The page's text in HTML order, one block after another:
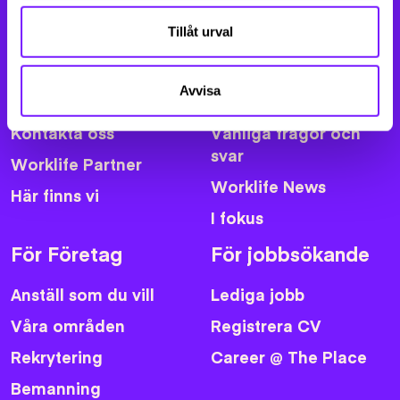
Tillåt urval
Avvisa
Om The Place
Kontakta oss
Worklife Partner
Här finns vi
Genvägar
För medarbetare
Vanliga frågor och
svar
Worklife News
I fokus
För Företag
Anställ som du vill
Våra områden
Rekrytering
Bemanning
För jobbsökande
Lediga jobb
Registrera CV
Career @ The Place